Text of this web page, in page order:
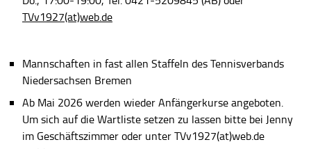
TVv1927(at)web.de
Mannschaften in fast allen Staffeln des Tennisverbands
Niedersachsen Bremen
Ab Mai 2026 werden wieder Anfängerkurse angeboten.
Um sich auf die Wartliste setzen zu lassen bitte bei Jenny
im Geschäftszimmer oder unter TVv1927(at)web.de